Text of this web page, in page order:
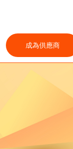
成為供應商